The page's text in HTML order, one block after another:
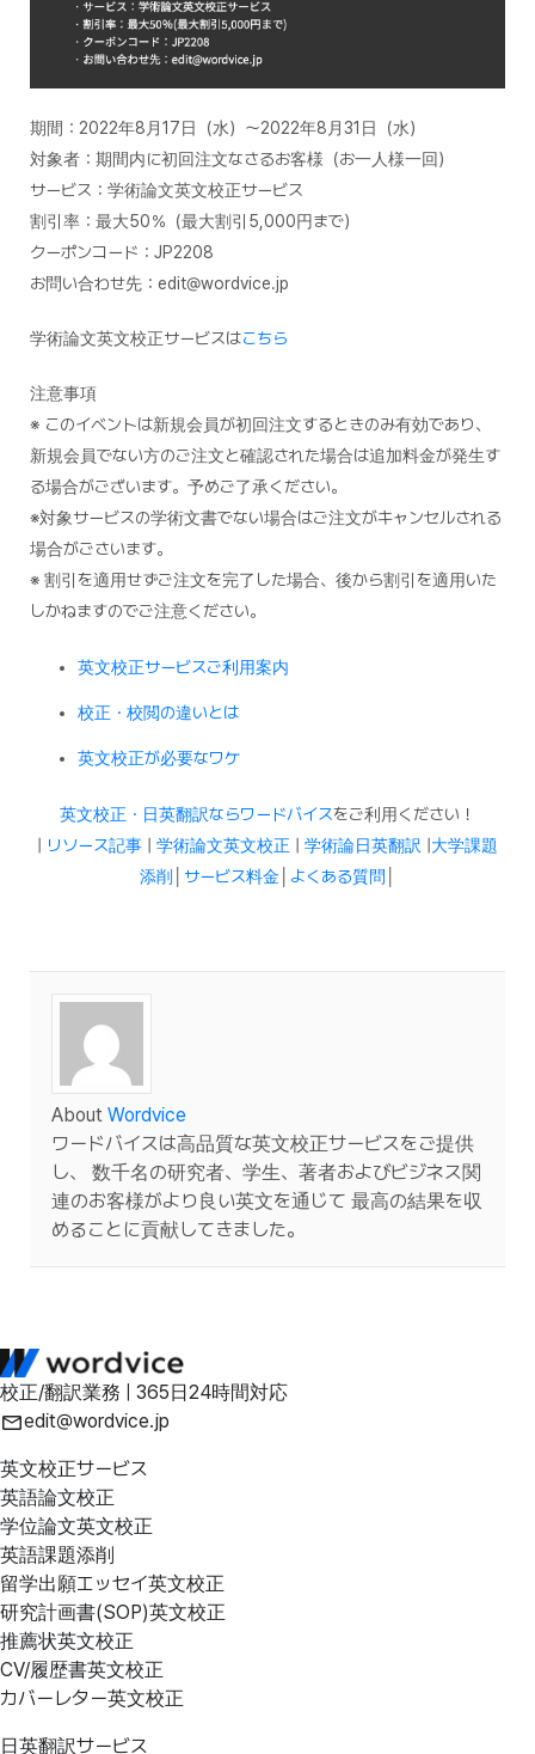
期間：2022年8月17日（水）～2022年8月31日（水）
対象者：期間内に初回注文なさるお客様（お一人様一回）
サービス：学術論文英文校正サービス
割引率：最大50％（最大割引5,000円まで）
クーポンコード：JP2208
お問い合わせ先：edit@wordvice.jp
学術論文英文校正サービスはこちら
注意事項
※ このイベントは新規会員が初回注文するときのみ有効であり、
新規会員でない方のご注文と確認された場合は追加料金が発生す
る場合がございます。予めご了承ください。
※対象サービスの学術文書でない場合はご注文がキャンセルされる
場合がごさいます。
※ 割引を適用せずご注文を完了した場合、後から割引を適用いた
しかねますのでご注意ください。
英文校正サービスご利用案内
校正・校閲の違いとは
英文校正が必要なワケ
英文校正・日英翻訳ならワードバイスをご利用ください！
| リソース記事 | 学術論文英文校正 | 学術論日英翻訳 |大学課題
添削
サービス料金 よくある質問
About Wordvice
ワードバイスは高品質な英文校正サービスをご提供
し、 数千名の研究者、学生、著者およびビジネス関
連のお客様がより良い英文を通じて 最高の結果を収
めることに貢献してきました。
校正/翻訳業務 | 365日24時間対応
edit@wordvice.jp
英文校正サービス
英語論文校正
学位論文英文校正
英語課題添削
留学出願エッセイ英文校正
研究計画書(SOP)英文校正
推薦状英文校正
CV/履歴書英文校正
カバーレター英文校正
日英翻訳サービス